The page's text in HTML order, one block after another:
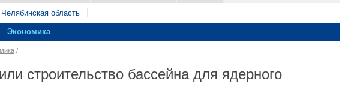
Челябинская область
Экономика
/
строительство бассейна для ядерного